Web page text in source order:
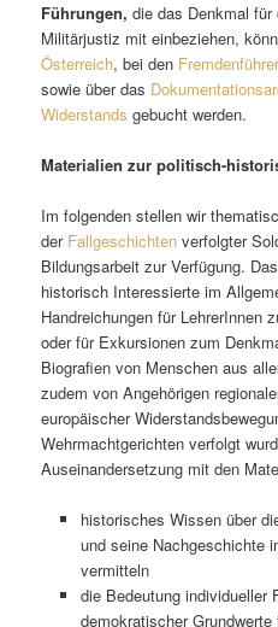
Führungen, die das Denkmal für
Militärjustiz mit einbeziehen,
Österreich, bei den
sowie über das
Widerstands gebucht werden.
Materialien zur politisch-
Im folgenden stellen wir
der Fallgeschichten verfolgter
Bildungsarbeit zur Verfügung.
historisch Interessierte im
Handreichungen für LehrerInnen
oder für Exkursionen zum
Biografien von Menschen aus
zudem von Angehörigen
europäischer
Wehrmachtgerichten verfolgt
Auseinandersetzung mit den
historisches Wissen über
und seine Nachgeschichte
vermitteln
die Bedeutung individueller
demokratischer